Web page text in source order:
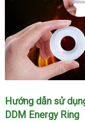
Vòng
đeo
kéo
Hướng dẫn sử
DDM Energy Ring